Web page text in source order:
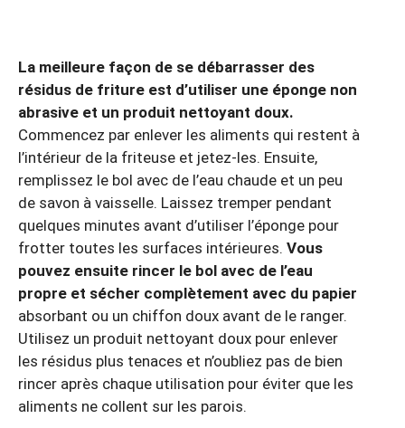
La meilleure façon de se débarrasser des
résidus de friture est d’utiliser une éponge non
abrasive et un produit nettoyant doux.
Commencez par enlever les aliments qui restent à
l’intérieur de la friteuse et jetez-les. Ensuite,
remplissez le bol avec de l’eau chaude et un peu
de savon à vaisselle. Laissez tremper pendant
quelques minutes avant d’utiliser l’éponge pour
frotter toutes les surfaces intérieures. Vous
pouvez ensuite rincer le bol avec de l’eau
propre et sécher complètement avec du papier
absorbant ou un chiffon doux avant de le ranger.
Utilisez un produit nettoyant doux pour enlever
les résidus plus tenaces et n’oubliez pas de bien
rincer après chaque utilisation pour éviter que les
aliments ne collent sur les parois.